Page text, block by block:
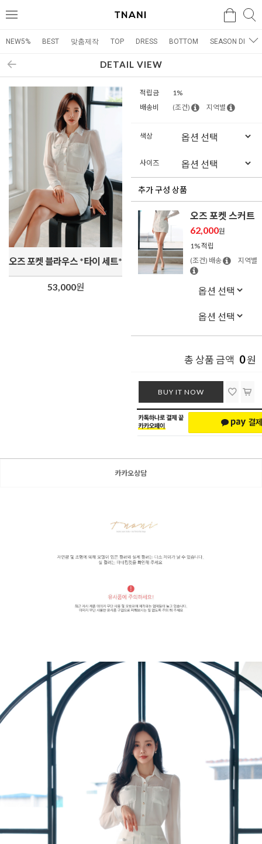
메
검색
NEW5% BEST 맞춤제작 TOP DRESS BOTTOM SEASON DRESS
DETAIL VIEW
오즈 포켓 블라우스 *타이 세트*
53,000원
적립금
1%
배송비
(조건) 지역별
색상
사이즈
추가 구성 상품
오즈 포켓 스커트
62,000원
1% 적립
(조건) 배송
지역별
총 상품 금액 0원
BUY IT NOW
카카오상담